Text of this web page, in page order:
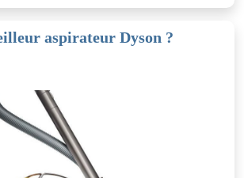
aspirateur Dyson ?